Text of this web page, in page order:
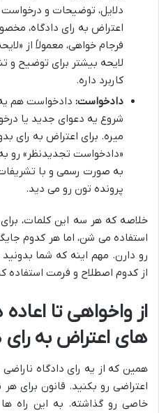
دلایل، توضیحات و
اعتراض به رای دادگاه،
فرجام خواهی، معمولاً از
لایحه بیشتر برای توضیح و
کاربرد داره.
دادخواست: دادخواست هم یه
شروع یه دعوای جدید یا
میره. برای اعتراض به رای
«دادخواست تجدیدنظر» رو
به صورت رسمی و با
پرونده تون رو می دید.
خلاصه که هر سه این کلمات،
استفاده می شن، اما هر کدوم
رو دارن. مهم اینه که شما بدونید
از کدوم اصطلاح و فرمت استفاده
از واخواهی تا اعاده
های اعتراض به رای
همین که از یه رای دادگاه
اعتراضی رو بکنید. قانون برای
خاصی رو گذاشته. به این راه